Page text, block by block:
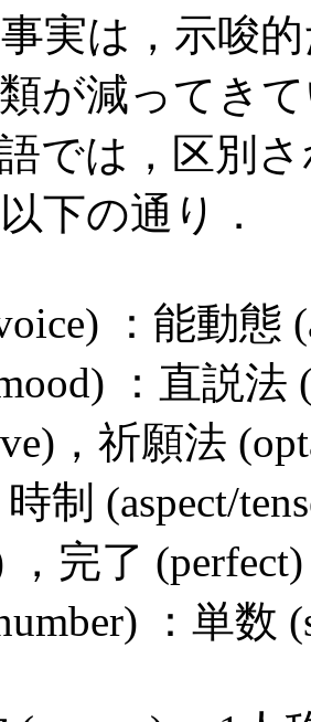
実は，示唆
が減ってき
では，区別
下の通り．
：能動態
：直説法
，祈願法
制 (aspect/
，完了 (perfect)
：単数